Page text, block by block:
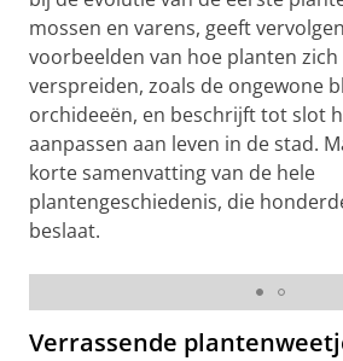
mossen en varens, geeft
voorbeelden van hoe planten
verspreiden, zoals de ongewone
orchideeën, en beschrijft tot slot
aanpassen aan leven in de stad.
korte samenvatting van de hele
plantengeschiedenis, die
beslaat.
De varens ontvouwen - enkele
Verrassende